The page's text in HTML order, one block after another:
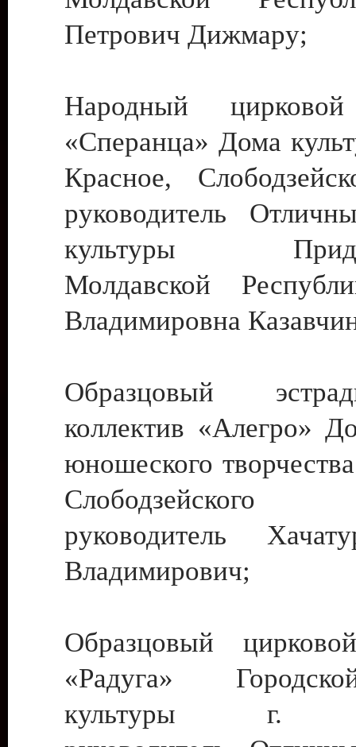
Петрович Дижмару;
Народный цирковой
«Сперанца» Дома
Красное,
руководитель
культуры
Молдавской
Владимировна
Образцовый
коллектив «Алегро»
юношеского
руководитель
Владимирович;
Образцовый
«Радуга»
культуры г.